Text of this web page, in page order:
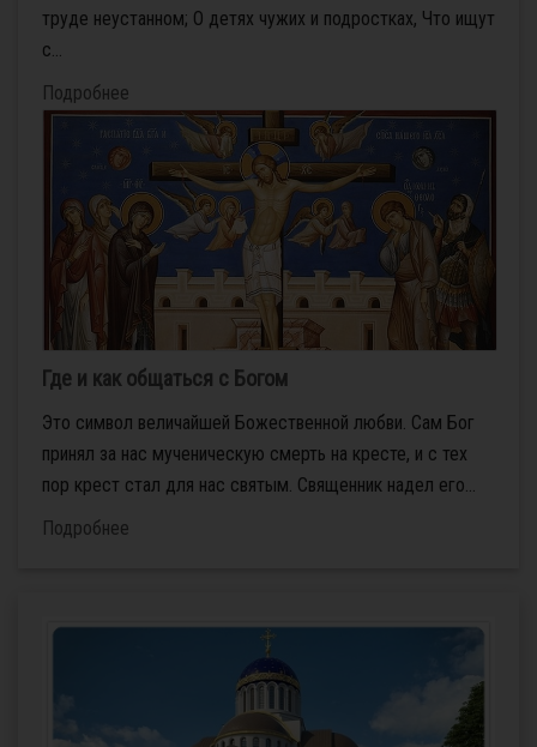
труде неустанном; О детях чужих и подростках, Что ищут
с...
Подробнее
Где и как общаться с Богом
Это символ величайшей Божественной любви. Сам Бог
принял за нас мученическую смерть на кресте, и с тех
пор крест стал для нас святым. Священник надел его...
Подробнее